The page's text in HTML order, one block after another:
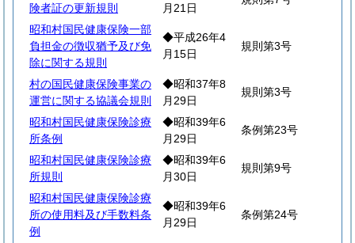
険者証の更新規則
月21日
昭和村国民健康保険一部
負担金の徴収猶予及び免
除に関する規則
◆平成26年4
月15日
規則第3号
村の国民健康保険事業の
運営に関する協議会規則
◆昭和37年8
月29日
規則第3号
昭和村国民健康保険診療
所条例
◆昭和39年6
月29日
条例第23号
昭和村国民健康保険診療
所規則
◆昭和39年6
月30日
規則第9号
昭和村国民健康保険診療
所の使用料及び手数料条
例
◆昭和39年6
月29日
条例第24号